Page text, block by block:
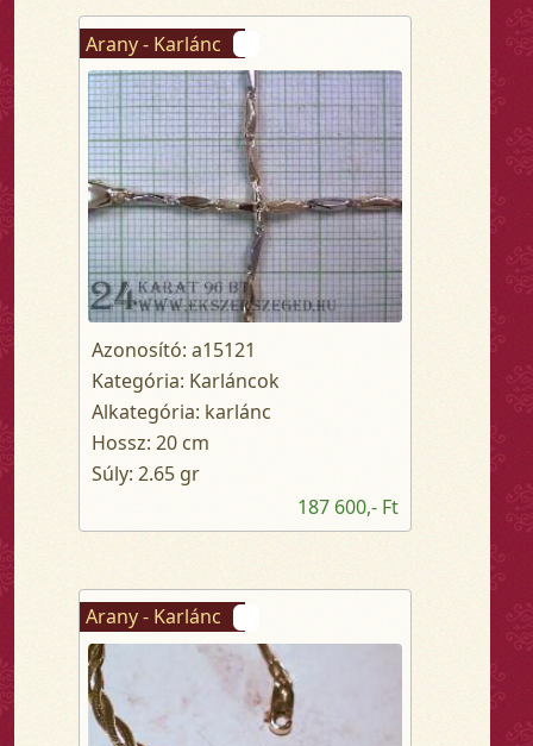
Arany - Karlánc
Azonosító: a15121
Kategória: Karláncok
Alkategória: karlánc
Hossz: 20 cm
Súly: 2.65 gr
187 600,- Ft
Arany - Karlánc